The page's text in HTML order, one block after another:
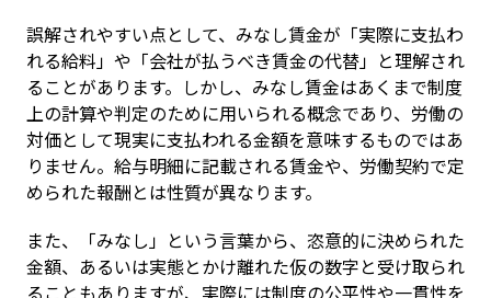
誤解されやすい点として、みなし賃金が「実際に支払わ
れる給料」や「会社が払うべき賃金の代替」と理解され
ることがあります。しかし、みなし賃金はあくまで制度
上の計算や判定のために用いられる概念であり、労働の
対価として現実に支払われる金額を意味するものではあ
りません。給与明細に記載される賃金や、労働契約で定
められた報酬とは性質が異なります。
また、「みなし」という言葉から、恣意的に決められた
金額、あるいは実態とかけ離れた仮の数字と受け取られ
ることもありますが、実際には制度の公平性や一貫性を